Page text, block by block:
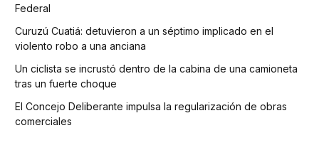
Federal
Curuzú Cuatiá: detuvieron a un séptimo implicado en el
violento robo a una anciana
Un ciclista se incrustó dentro de la cabina de una camioneta
tras un fuerte choque
El Concejo Deliberante impulsa la regularización de obras
comerciales